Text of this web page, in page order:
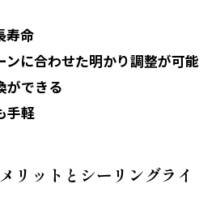
寿命
ンに合わせた明かり調整が可能
ができる
手軽
リットとシーリングライ